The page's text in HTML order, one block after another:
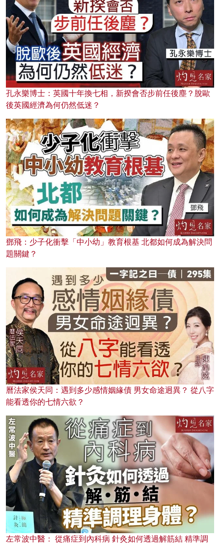
孔永樂博士：英國十年換七相，新揆會否步前任後塵？脫歐
後英國經濟為何仍然低迷？
鄧飛：少子化衝擊「中小幼」教育根基 北都如何成為解決問
題關鍵？
曆法家侯天同：遇到多少感情姻緣債 男女命途迥異？ 從八字
能看透你的七情六欲？
左常波中醫： 從痛症到內科病 針灸如何透過解筋結 精準調